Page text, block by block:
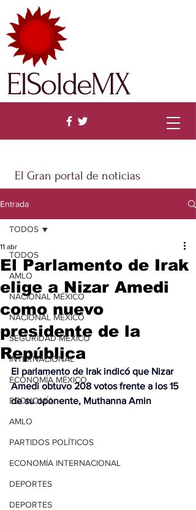
El Gran portal de noticias
ElSoldeMX
Entrada
TODOS
AMLO
NACIONAL MÉXICO
NACIONAL MÉXICO
SEGURIDAD MÉXICO
INTERNACIONAL
ECONOMÍA MÉXICO
ECONOMÍA
AMLO
PARTIDOS POLÍTICOS
ECONOMÍA INTERNACIONAL
DEPORTES
DEPORTES
TODOS
El Parlamento de Irak
elige a Nizar Amedi
como nuevo
presidente de la
República
11 abr
El parlamento de Irak indicó que Nizar
Amedi obtuvo 208 votos frente a los 15
de su oponente, Muthanna Amin